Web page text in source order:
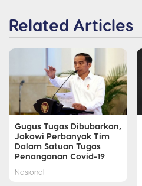
Related Articles
Gugus Tugas Dibubarkan,
Jokowi Perbanyak Tim
Dalam Satuan Tugas
Penanganan Covid-19
Nasional